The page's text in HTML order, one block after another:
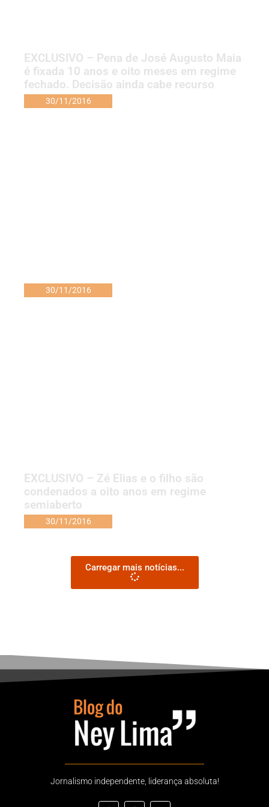
EXCLUSIVO – Pena de José Augusto Maia
é fixada 10 anos e oito meses em regime
fechado. Decisão ainda cabe recurso
30/11/2016
30/11/2016
EXCLUSIVO – Zé Elias e o filho são
condenados a oito anos em regime
semiaberto
30/11/2016
Carregar mais notícias...
Jornalismo independente, liderança absoluta!